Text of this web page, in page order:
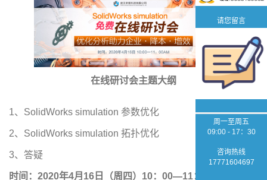
在线研讨会主题大纲
1、SolidWorks simulation 参数优化
2、SolidWorks simulation 拓扑优化
3、答疑
时间：2020年4月16日（周四）10：00—11：00（上午）
请您留言
周一至周五
09:00 - 17：30
咨询热线
17771604697